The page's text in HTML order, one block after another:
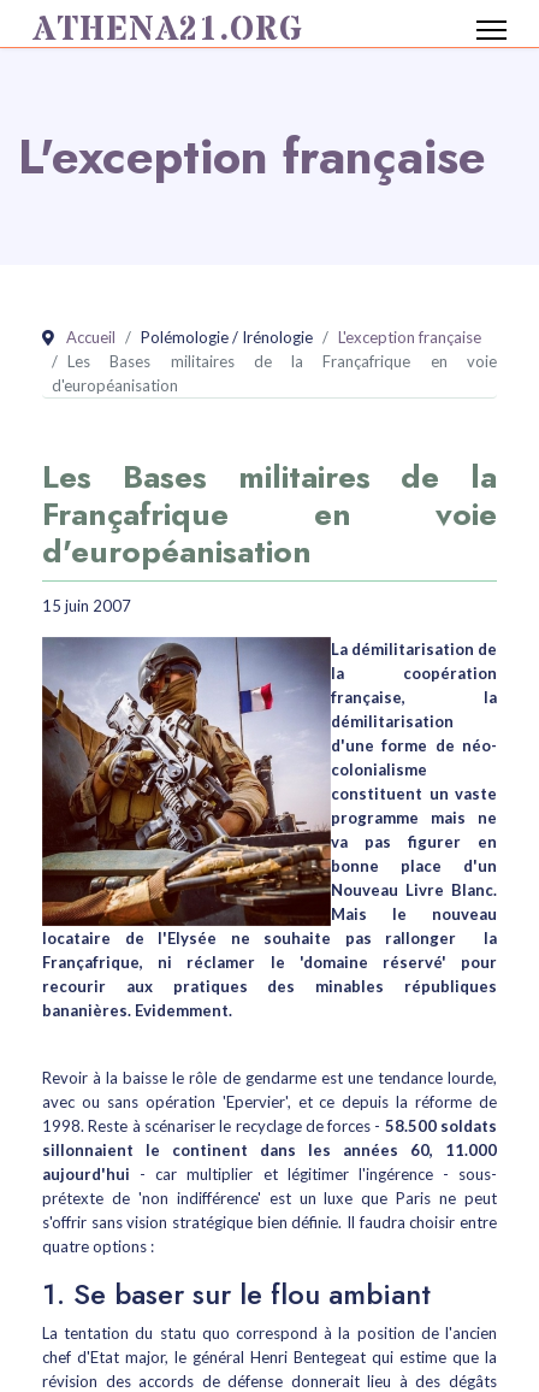
ATHENA21.ORG
L'exception française
Accueil Polémologie / Irénologie
L'exception française
Les Bases militaires de la Françafrique en voie
d'européanisation
Les Bases militaires de la
Françafrique en voie
d'européanisation
15 juin 2007
La démilitarisation de
la coopération
française, la
démilitarisation
d'une forme de néo-
colonialisme
constituent un vaste
programme mais ne
va pas figurer en
bonne place d'un
Nouveau Livre Blanc.
Mais le nouveau
locataire de l'Elysée ne souhaite pas rallonger la
Françafrique, ni réclamer le 'domaine réservé' pour
recourir aux pratiques des minables républiques
bananières. Evidemment.
Revoir à la baisse le rôle de gendarme est une tendance lourde,
avec ou sans opération 'Epervier', et ce depuis la réforme de
1998. Reste à scénariser le recyclage de forces - 58.500 soldats
sillonnaient le continent dans les années 60, 11.000
aujourd'hui - car multiplier et légitimer l'ingérence - sous-
prétexte de 'non indifférence' est un luxe que Paris ne peut
s'offrir sans vision stratégique bien définie. Il faudra choisir entre
quatre options :
1. Se baser sur le flou ambiant
La tentation du statu quo correspond à la position de l'ancien
chef d'Etat major, le général Henri Bentegeat qui estime que la
révision des accords de défense donnerait lieu à des dégâts